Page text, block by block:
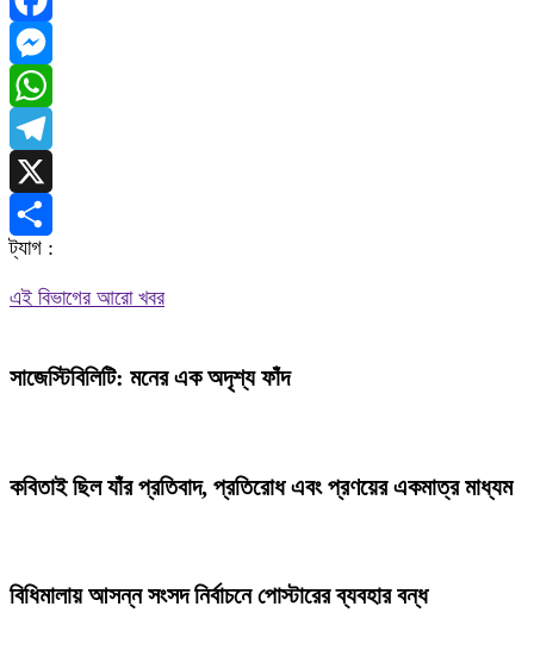
Facebook
Messenger
WhatsApp
Telegram
X
Share
ট্যাগ :
এই বিভাগের আরো খবর
সাজেস্টিবিলিটি: মনের এক অদৃশ্য ফাঁদ
কবিতাই ছিল যাঁর প্রতিবাদ, প্রতিরোধ এবং প্রণয়ের একমাত্র মাধ্যম
বিধিমালায় আসন্ন সংসদ নির্বাচনে পোস্টারের ব্যবহার বন্ধ